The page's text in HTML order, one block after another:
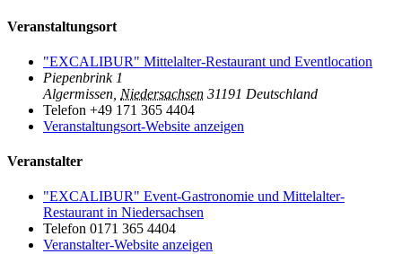
Veranstaltungsort
"EXCALIBUR" Mittelalter-Restaurant und Eventlocation
Piepenbrink 1
Algermissen Niedersachsen 31191 Deutschland
Telefon +49 171 365 4404
Veranstaltungsort-Website anzeigen
Veranstalter
"EXCALIBUR" Event-Gastronomie und Mittelalter-
Restaurant in Niedersachsen
Telefon 0171 365 4404
Veranstalter-Website anzeigen